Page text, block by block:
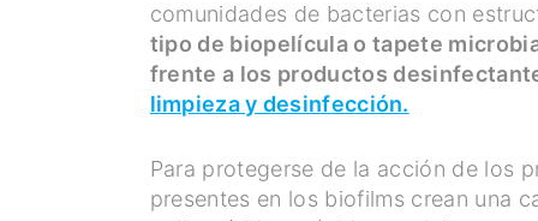
comunidades de bacterias con
tipo de biopelícula o tapete
frente a los productos
limpieza y desinfección.
Para protegerse de la acción de los
presentes en los biofilms crean una